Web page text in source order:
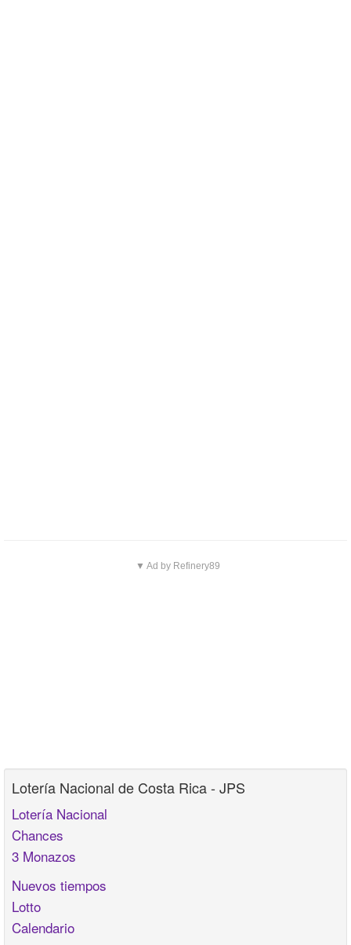
▼ Ad by Refinery89
Lotería Nacional de Costa Rica - JPS
Lotería Nacional
Chances
3 Monazos
Nuevos tiempos
Lotto
Calendario